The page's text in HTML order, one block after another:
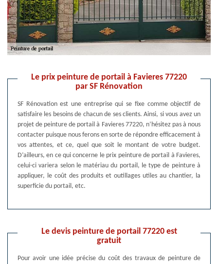
Le prix peinture de portail à Favieres 77220
par SF Rénovation
SF Rénovation est une entreprise qui se fixe comme objectif de
satisfaire les besoins de chacun de ses clients. Ainsi, si vous avez un
projet de peinture de portail à Favieres 77220, n’hésitez pas à nous
contacter puisque nous ferons en sorte de répondre efficacement à
vos attentes, et ce, quel que soit le montant de votre budget.
D’ailleurs, en ce qui concerne le prix peinture de portail à Favieres,
celui-ci variera selon le matériau du portail, le type de peinture à
appliquer, le coût des produits et outillages utiles au chantier, la
superficie du portail, etc.
Le devis peinture de portail 77220 est
gratuit
Pour avoir une idée précise du coût des travaux de peinture de